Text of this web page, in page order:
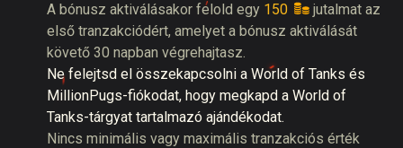
A bónusz aktiválásakor felold egy 150
jutalmat az
első tranzakciódért, amelyet a bónusz aktiválását
követő 30 napban végrehajtasz.
Ne felejtsd el összekapcsolni a World of Tanks és
MillionPugs-fiókodat, hogy megkapd a World of
Tanks-tárgyat tartalmazó ajándékodat.
Nincs minimális vagy maximális tranzakciós érték